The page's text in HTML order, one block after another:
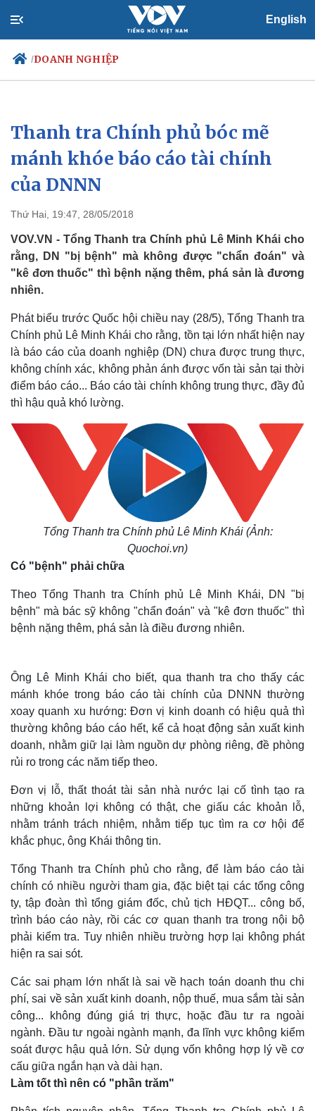
English
/DOANH NGHIỆP
Chính trị
Đảng
Tổ chức nhân sự
Quốc hội
Xã hội
Tin 24h
Dự báo thời tiết
Thế giới
Quan sát
Cuộc sống đó đây
Multimedia
Video
Infographic
Thanh tra Chính phủ bóc mẽ
mánh khóe báo cáo tài chính
của DNNN
Thứ Hai, 19:47, 28/05/2018
VOV.VN - Tổng Thanh tra Chính phủ Lê Minh Khái cho
rằng, DN "bị bệnh" mà không được "chẩn đoán" và
"kê đơn thuốc" thì bệnh nặng thêm, phá sản là đương
nhiên.
Phát biểu trước Quốc hội chiều nay (28/5), Tổng Thanh tra
Chính phủ Lê Minh Khái cho rằng, tồn tại lớn nhất hiện nay
là báo cáo của doanh nghiệp (DN) chưa được trung thực,
không chính xác, không phản ánh được vốn tài sản tại thời
điểm báo cáo... Báo cáo tài chính không trung thực, đầy đủ
thì hậu quả khó lường.
Tổng Thanh tra Chính phủ Lê Minh Khái (Ảnh:
Quochoi.vn)
Có "bệnh" phải chữa
Theo Tổng Thanh tra Chính phủ Lê Minh Khái, DN "bị
bệnh" mà bác sỹ không "chẩn đoán" và "kê đơn thuốc" thì
bệnh nặng thêm, phá sản là điều đương nhiên.
Ông Lê Minh Khái cho biết, qua thanh tra cho thấy các
mánh khóe trong báo cáo tài chính của DNNN thường
xoay quanh xu hướng: Đơn vị kinh doanh có hiệu quả thì
thường không báo cáo hết, kể cả hoạt động sản xuất kinh
doanh, nhằm giữ lại làm nguồn dự phòng riêng, đề phòng
rủi ro trong các năm tiếp theo.
Đơn vị lỗ, thất thoát tài sản nhà nước lại cố tình tạo ra
những khoản lợi không có thật, che giấu các khoản lỗ,
nhằm tránh trách nhiệm, nhằm tiếp tục tìm ra cơ hội để
khắc phục, ông Khái thông tin.
Tổng Thanh tra Chính phủ cho rằng, để làm báo cáo tài
chính có nhiều người tham gia, đặc biệt tại các tổng công
ty, tập đoàn thì tổng giám đốc, chủ tịch HĐQT... công bố,
trình báo cáo này, rồi các cơ quan thanh tra trong nội bộ
phải kiểm tra. Tuy nhiên nhiều trường hợp lại không phát
hiện ra sai sót.
Các sai phạm lớn nhất là sai về hạch toán doanh thu chi
phí, sai về sản xuất kinh doanh, nộp thuế, mua sắm tài sản
công... không đúng giá trị thực, hoặc đầu tư ra ngoài
ngành. Đầu tư ngoài ngành mạnh, đa lĩnh vực không kiểm
soát được hậu quả lớn. Sử dụng vốn không hợp lý về cơ
cấu giữa ngắn hạn và dài hạn.
Làm tốt thì nên có "phần trăm"